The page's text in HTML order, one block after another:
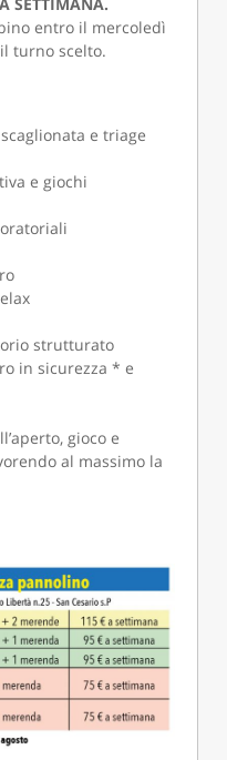
entro il mercoledì
turno scelto.
e triage
e giochi
strutturato
in sicurezza * e
gioco e
al massimo la